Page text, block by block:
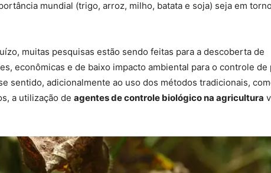
mundial (trigo, arroz, milho, batata e soja) seja em
muitas pesquisas estão sendo feitas para a descoberta de
econômicas e de baixo impacto ambiental para o controle de
sentido, adicionalmente ao uso dos métodos tradicionais,
a utilização de agentes de controle biológico na agricultura